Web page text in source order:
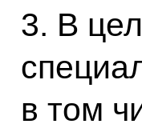
3. В
в том